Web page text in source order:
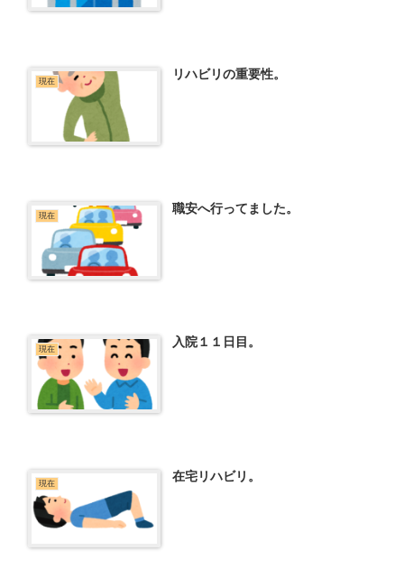
現在 リハビリの重要性。
現在 職安へ行ってました。
現在 入院１１日目。
現在 在宅リハビリ。